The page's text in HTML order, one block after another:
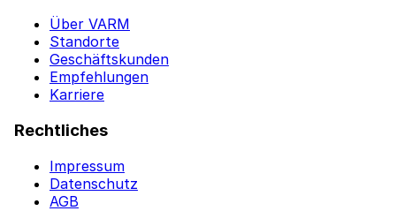
Über VARM
Standorte
Geschäftskunden
Empfehlungen
Karriere
Rechtliches
Impressum
Datenschutz
AGB